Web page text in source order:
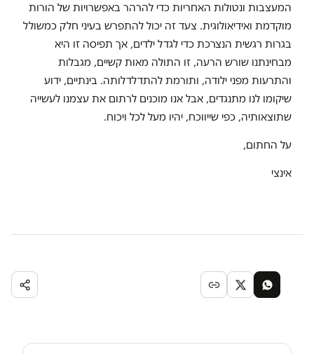
המעצבות ונטולות האחריות כדי להרהר באפשרויות של הורות
מוקדמת ואידיאולוגית. צעד זה יכול להתפרש בעיני חלק כמשולל
בגרות רגשית הנצרכת כדי לגדל ילדים, אך תפיסה זו היא
מבחינתנו שורש הרעה, זו התולה מאות קשיים, מגבלות
והתרעות מפני ילודה, ותורמת להתדלדלותה. בינתיים, ידוע
שיקומו לנו מתנגדים, אבל אנו מוכנים לרתום את עצמנו לעשייה
שתוצאותיה, כפי שייווכח, יהיו מעל לכל ויכוח.
על החתום,
אינצי